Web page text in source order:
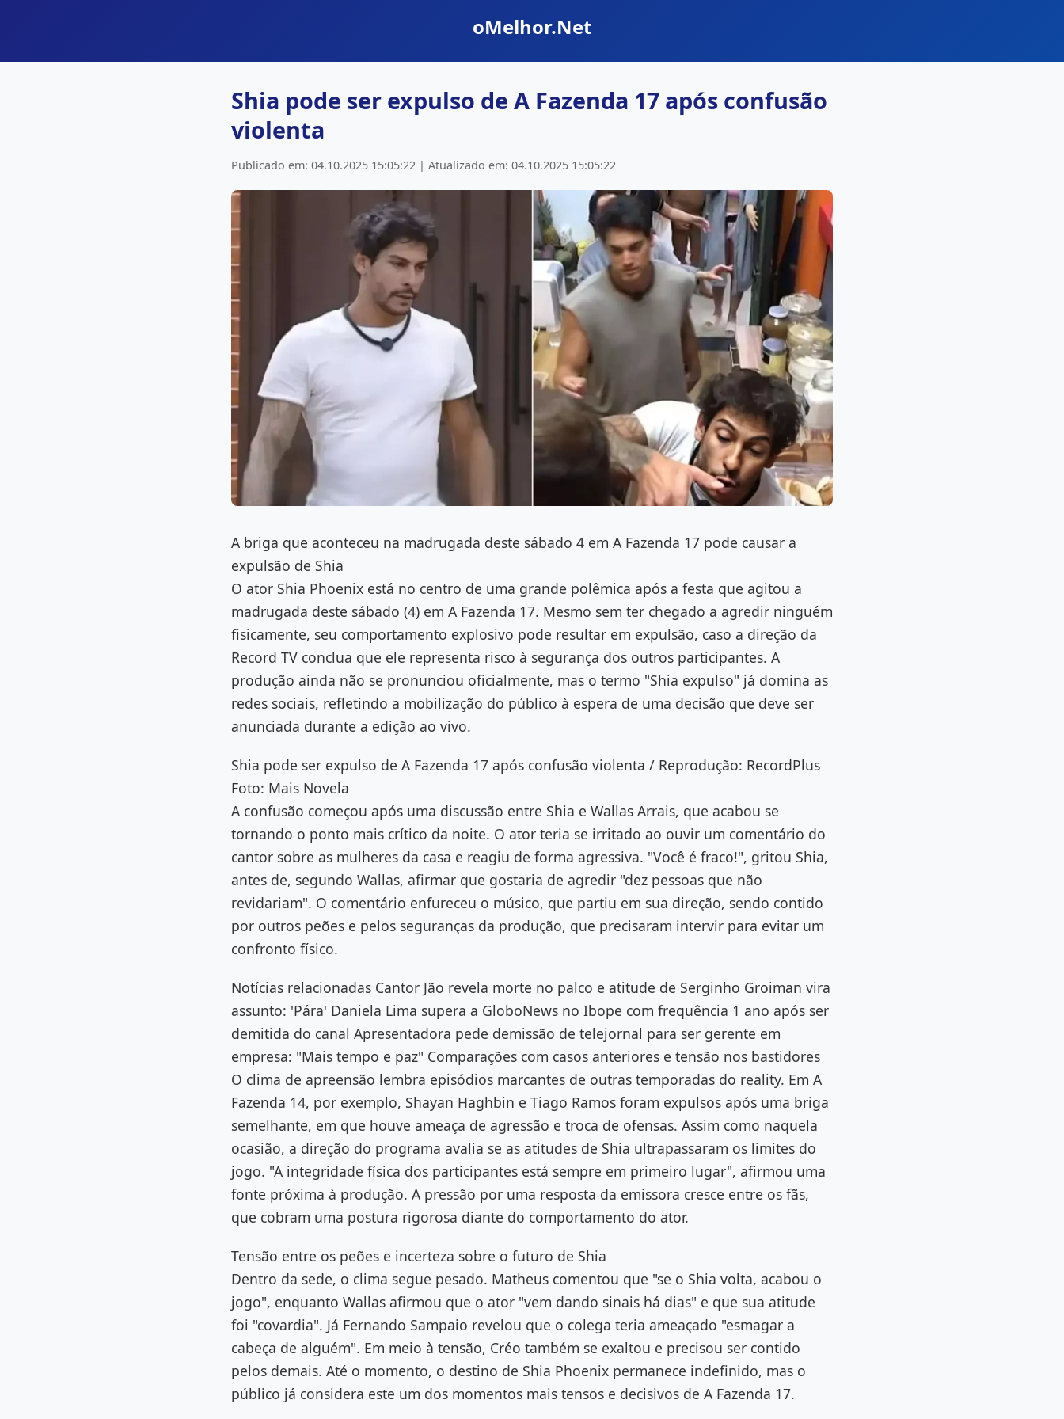
oMelhor.Net
Shia pode ser expulso de A Fazenda 17 após confusão
violenta
Publicado em: 04.10.2025 15:05:22 | Atualizado em: 04.10.2025 15:05:22
A briga que aconteceu na madrugada deste sábado 4 em A Fazenda 17 pode causar a
expulsão de Shia
O ator Shia Phoenix está no centro de uma grande polêmica após a festa que agitou a
madrugada deste sábado (4) em A Fazenda 17. Mesmo sem ter chegado a agredir ninguém
fisicamente, seu comportamento explosivo pode resultar em expulsão, caso a direção da
Record TV conclua que ele representa risco à segurança dos outros participantes. A
produção ainda não se pronunciou oficialmente, mas o termo "Shia expulso" já domina as
redes sociais, refletindo a mobilização do público à espera de uma decisão que deve ser
anunciada durante a edição ao vivo.
Shia pode ser expulso de A Fazenda 17 após confusão violenta / Reprodução: RecordPlus
Foto: Mais Novela
A confusão começou após uma discussão entre Shia e Wallas Arrais, que acabou se
tornando o ponto mais crítico da noite. O ator teria se irritado ao ouvir um comentário do
cantor sobre as mulheres da casa e reagiu de forma agressiva. "Você é fraco!", gritou Shia,
antes de, segundo Wallas, afirmar que gostaria de agredir "dez pessoas que não
revidariam". O comentário enfureceu o músico, que partiu em sua direção, sendo contido
por outros peões e pelos seguranças da produção, que precisaram intervir para evitar um
confronto físico.
Notícias relacionadas Cantor Jão revela morte no palco e atitude de Serginho Groiman vira
assunto: 'Pára' Daniela Lima supera a GloboNews no Ibope com frequência 1 ano após ser
demitida do canal Apresentadora pede demissão de telejornal para ser gerente em
empresa: "Mais tempo e paz" Comparações com casos anteriores e tensão nos bastidores
O clima de apreensão lembra episódios marcantes de outras temporadas do reality. Em A
Fazenda 14, por exemplo, Shayan Haghbin e Tiago Ramos foram expulsos após uma briga
semelhante, em que houve ameaça de agressão e troca de ofensas. Assim como naquela
ocasião, a direção do programa avalia se as atitudes de Shia ultrapassaram os limites do
jogo. "A integridade física dos participantes está sempre em primeiro lugar", afirmou uma
fonte próxima à produção. A pressão por uma resposta da emissora cresce entre os fãs,
que cobram uma postura rigorosa diante do comportamento do ator.
Tensão entre os peões e incerteza sobre o futuro de Shia
Dentro da sede, o clima segue pesado. Matheus comentou que "se o Shia volta, acabou o
jogo", enquanto Wallas afirmou que o ator "vem dando sinais há dias" e que sua atitude
foi "covardia". Já Fernando Sampaio revelou que o colega teria ameaçado "esmagar a
cabeça de alguém". Em meio à tensão, Créo também se exaltou e precisou ser contido
pelos demais. Até o momento, o destino de Shia Phoenix permanece indefinido, mas o
público já considera este um dos momentos mais tensos e decisivos de A Fazenda 17.